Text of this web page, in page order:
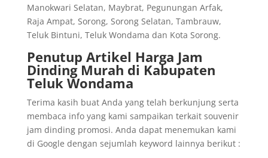
Manokwari Selatan, Maybrat, Pegunungan Arfak,
Raja Ampat, Sorong, Sorong Selatan, Tambrauw,
Teluk Bintuni, Teluk Wondama dan Kota Sorong.
Penutup Artikel Harga Jam
Dinding Murah di Kabupaten
Teluk Wondama
Terima kasih buat Anda yang telah berkunjung serta
membaca info yang kami sampaikan terkait souvenir
jam dinding promosi. Anda dapat menemukan kami
di Google dengan sejumlah keyword lainnya berikut :